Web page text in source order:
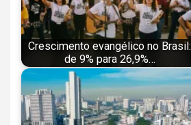
Crescimento evangélico no Brasil:
de 9% para 26,9%…